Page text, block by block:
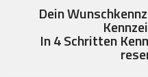
Dein
In 4 Schritten